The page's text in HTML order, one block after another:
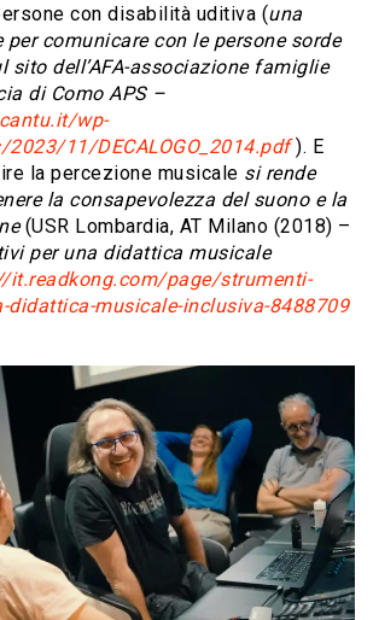
con disabilità uditiva (una
comunicare con le persone sorde
sito dell’AFA-associazione famiglie
di Como APS –
wp-
11/DECALOGO_2014.pdf). E
la percezione musicale si rende
la consapevolezza del suono e la
(USR Lombardia, AT Milano (2018) –
per una didattica musicale
it.readkong.com/page/strumenti-
didattica-musicale-inclusiva-8488709